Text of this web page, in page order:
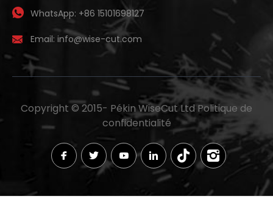
WhatsApp: +86 15101698127
Email: info@wise-cut.com
Copyright © 2015- Pékin WiseCut LtdPolitique de
confidentialité